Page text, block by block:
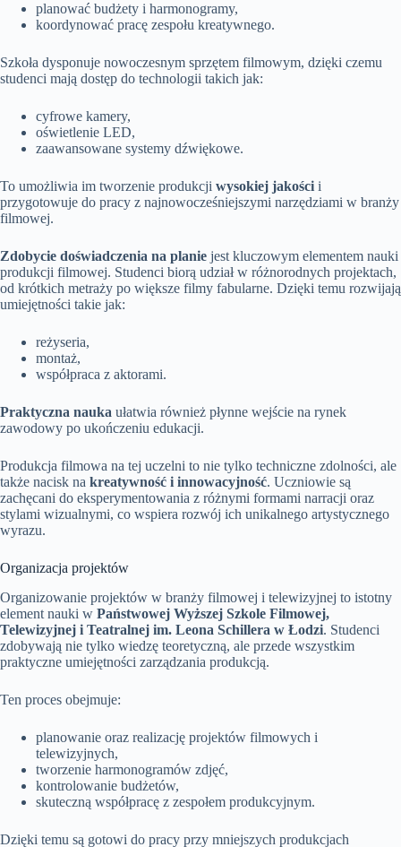
planować budżety i harmonogramy,
koordynować pracę zespołu kreatywnego.
Szkoła dysponuje nowoczesnym sprzętem filmowym, dzięki czemu
studenci mają dostęp do technologii takich jak:
cyfrowe kamery,
oświetlenie LED,
zaawansowane systemy dźwiękowe.
To umożliwia im tworzenie produkcji wysokiej jakości i
przygotowuje do pracy z najnowocześniejszymi narzędziami w branży
filmowej.
Zdobycie doświadczenia na planie jest kluczowym elementem nauki
produkcji filmowej. Studenci biorą udział w różnorodnych projektach,
od krótkich metraży po większe filmy fabularne. Dzięki temu rozwijają
umiejętności takie jak:
reżyseria,
montaż,
współpraca z aktorami.
Praktyczna nauka ułatwia również płynne wejście na rynek
zawodowy po ukończeniu edukacji.
Produkcja filmowa na tej uczelni to nie tylko techniczne zdolności, ale
także nacisk na kreatywność i innowacyjność. Uczniowie są
zachęcani do eksperymentowania z różnymi formami narracji oraz
stylami wizualnymi, co wspiera rozwój ich unikalnego artystycznego
wyrazu.
Organizacja projektów
Organizowanie projektów w branży filmowej i telewizyjnej to istotny
element nauki w Państwowej Wyższej Szkole Filmowej,
Telewizyjnej i Teatralnej im. Leona Schillera w Łodzi. Studenci
zdobywają nie tylko wiedzę teoretyczną, ale przede wszystkim
praktyczne umiejętności zarządzania produkcją.
Ten proces obejmuje:
planowanie oraz realizację projektów filmowych i
telewizyjnych,
tworzenie harmonogramów zdjęć,
kontrolowanie budżetów,
skuteczną współpracę z zespołem produkcyjnym.
Dzięki temu są gotowi do pracy przy mniejszych produkcjach